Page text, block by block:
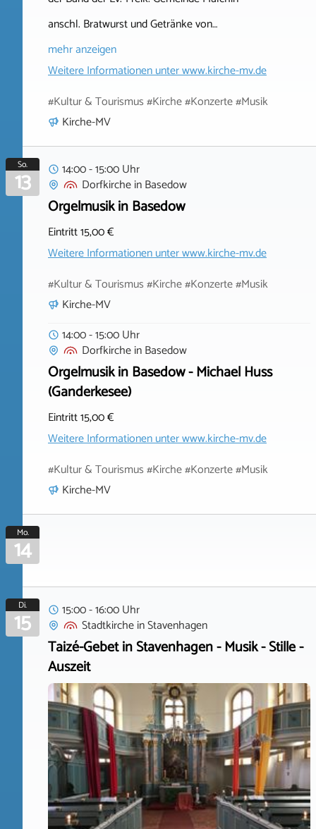
anschl. Bratwurst und Getränke von…
mehr anzeigen
Weitere Informationen unterwww.kirche-mv.de
#Kultur & Tourismus #Kirche #Konzerte #Musik
Kirche-MV
So.
13
14:00 - 15:00 Uhr
DorfkircheinBasedow
Orgelmusik in Basedow
Eintritt 15,00 €
Weitere Informationen unterwww.kirche-mv.de
#Kultur & Tourismus #Kirche #Konzerte #Musik
Kirche-MV
14:00 - 15:00 Uhr
DorfkircheinBasedow
Orgelmusik in Basedow - Michael Huss
(Ganderkesee)
Eintritt 15,00 €
Weitere Informationen unterwww.kirche-mv.de
#Kultur & Tourismus #Kirche #Konzerte #Musik
Kirche-MV
Mo.
14
Di.
15
15:00 - 16:00 Uhr
StadtkircheinStavenhagen
Taizé-Gebet in Stavenhagen - Musik - Stille -
Auszeit